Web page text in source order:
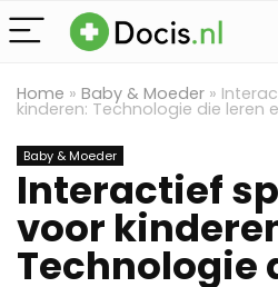
Home » Baby & Moeder »
kinderen: Technologie die leren
Baby & Moeder
Interactief
voor
Technologie